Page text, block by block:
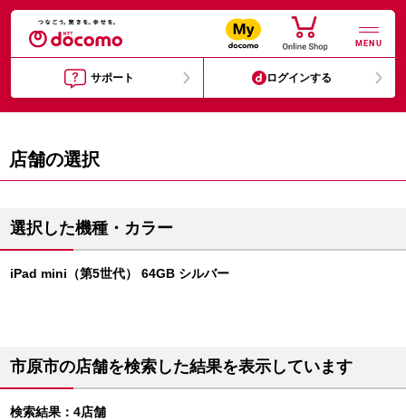
MENU
サポート ログインする
店舗の選択
選択した機種・カラー
iPad mini（第5世代） 64GB シルバー
市原市の店舗を検索した結果を表示しています
検索結果：4店舗